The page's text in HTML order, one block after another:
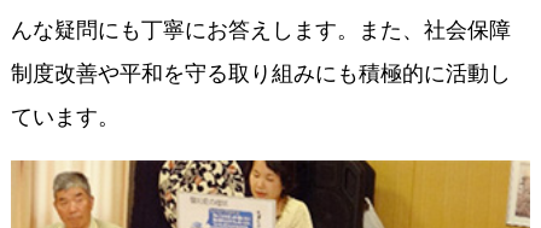
んな疑問にも丁寧にお答えします。また、社会保障
制度改善や平和を守る取り組みにも積極的に活動し
ています。